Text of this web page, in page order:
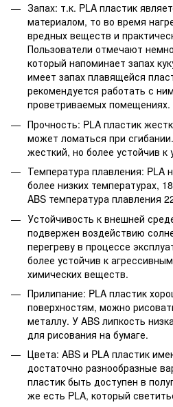
Запах: т.к. PLA пластик
материалом, то во время
вредных веществ и
Пользователи отмечают
который напоминает запах
имеет запах плавящейся
рекомендуется работать с
проветриваемых помещениях.
Прочность: PLA пластик
может ломаться при
жесткий, но более устойчив к
Температура плавления: PLA
более низких температурах,
ABS температура плавления
Устойчивость к внешней
подвержен воздействию
перегреву в процессе
более устойчив к
химических веществ.
Прилипание: PLA пластик
поверхностям, можно
металлу. У ABS липкость
для рисования на бумаге.
Цвета: ABS и PLA пластик
достаточно разнообразные
пластик быть доступен в
же есть PLA, который